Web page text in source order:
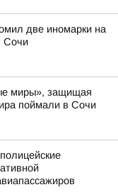
две иномарки на
Сочи
миры», защищая
поймали в Сочи